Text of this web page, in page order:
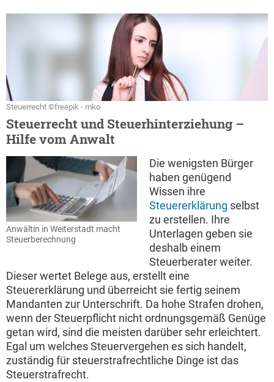
Steuerrecht ©freepik - mko
Steuerrecht und Steuerhinterziehung –
Hilfe vom Anwalt
Anwältin in Weiterstadt macht
Steuerberechnung
Die wenigsten Bürger
haben genügend
Wissen ihre
Steuererklärung selbst
zu erstellen. Ihre
Unterlagen geben sie
deshalb einem
Steuerberater weiter.
Dieser wertet Belege aus, erstellt eine
Steuererklärung und überreicht sie fertig seinem
Mandanten zur Unterschrift. Da hohe Strafen drohen,
wenn der Steuerpflicht nicht ordnungsgemäß Genüge
getan wird, sind die meisten darüber sehr erleichtert.
Egal um welches Steuervergehen es sich handelt,
zuständig für steuerstrafrechtliche Dinge ist das
Steuerstrafrecht.